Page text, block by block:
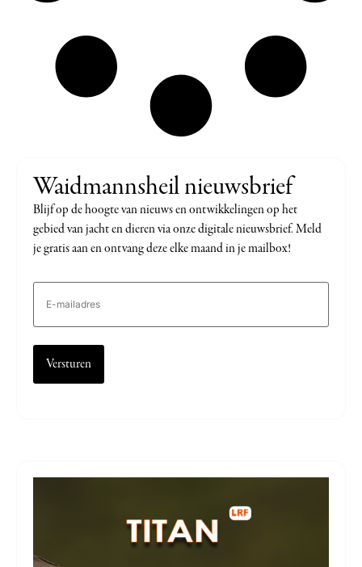
Waidmannsheil nieuwsbrief
Blijf op de hoogte van nieuws en ontwikkelingen op het
gebied van jacht en dieren via onze digitale nieuwsbrief. Meld
je gratis aan en ontvang deze elke maand in je mailbox!
E-
mailadres